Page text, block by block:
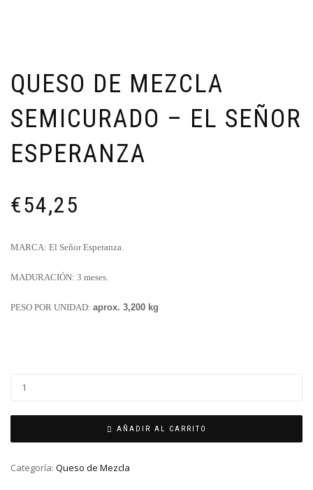
QUESO DE MEZCLA
SEMICURADO – EL SEÑOR
ESPERANZA
€54,25
MARCA: El Señor Esperanza.
MADURACIÓN: 3 meses.
PESO POR UNIDAD: aprox. 3,200 kg
AÑADIR AL CARRITO
Categoría: Queso de Mezcla